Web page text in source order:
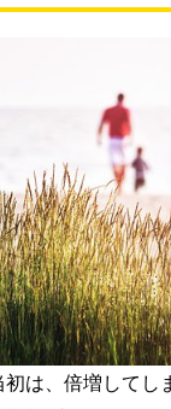
は、倍増してし